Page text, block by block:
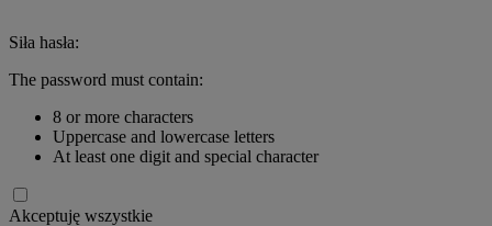
Siła hasła:
The password must contain:
8 or more characters
Uppercase and lowercase letters
At least one digit and special character
Akceptuję wszystkie